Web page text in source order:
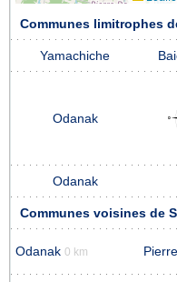
Communes limitrophes
Yamachiche
Odanak
Odanak
Communes voisines de
Odanak 0 km